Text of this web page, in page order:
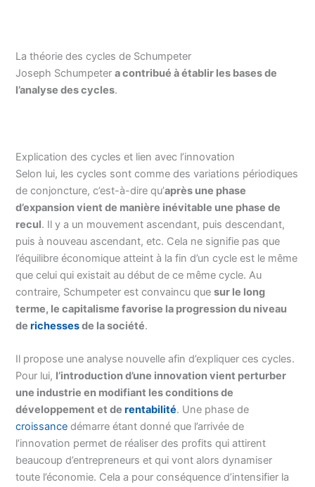
La théorie des cycles de Schumpeter
Joseph Schumpetera contribué à établir les bases de
l’analyse des cycles.
Explication des cycles et lien avec l’innovation
Selon lui, les cycles sont comme des variations périodiques
de conjoncture, c’est-à-dire qu’après une phase
d’expansion vient de manière inévitable une phase de
recul. Il y a un mouvement ascendant, puis descendant,
puis à nouveau ascendant, etc. Cela ne signifie pas que
l’équilibre économique atteint à la fin d’un cycle est le même
que celui qui existait au début de ce même cycle. Au
contraire, Schumpeter est convaincu quesur le long
terme, le capitalisme favorise la progression du niveau
derichessesde la société.
Il propose une analyse nouvelle afin d’expliquer ces cycles.
Pour lui, l’introduction d’une innovation vient perturber
une industrie en modifiant les conditions de
développement et derentabilité. Une phase de
croissance démarre étant donné que l’arrivée de
l’innovation permet de réaliser des profits qui attirent
beaucoup d’entrepreneurs et qui vont alors dynamiser
toute l’économie. Cela a pour conséquence d’intensifier la